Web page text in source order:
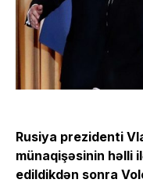
Rusiya prezidenti
münaqişəsinin həlli
edildikdən sonra